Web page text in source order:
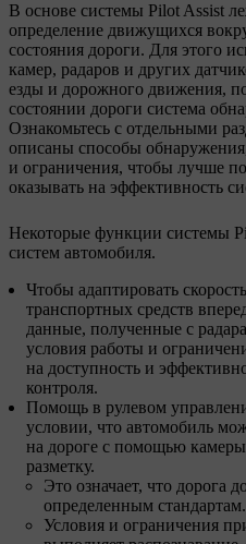
В основе системы Pilot Assist
определение движущихся
состояния дороги. Для этого
камер, радаров и других
езды и дорожного движения,
состоянии дороги система
Ознакомьтесь с отдельными
описаны способы
и ограничения, чтобы лучше
оказывать на эффективность
Некоторые функции системы
систем автомобиля.
Чтобы адаптировать
транспортных средств
данные, полученные с
условия работы и
на доступность и
контроля.
Помощь в рулевом
условии, что автомобиль
на дороге с помощью
разметку.
Это означает, что дорога
определенным стандартам.
Условия и ограничения